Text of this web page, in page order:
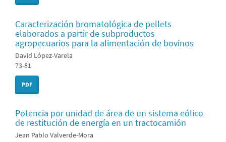
Caracterización bromatológica de pellets
elaborados a partir de subproductos
agropecuarios para la alimentación de bovinos
David López-Varela
73-81
PDF
Potencia por unidad de área de un sistema eólico
de restitución de energía en un tractocamión
Jean Pablo Valverde-Mora